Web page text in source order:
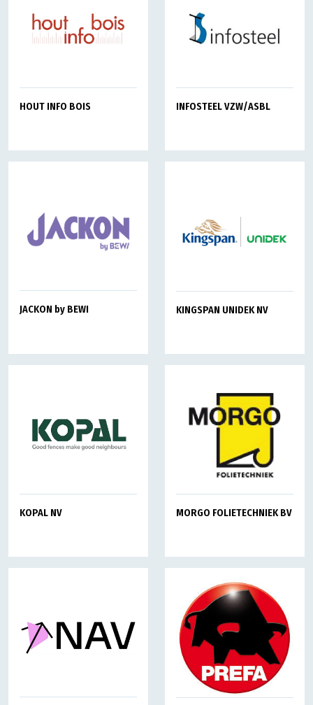
HOUT INFO BOIS INFOSTEEL VZW/ASBL
JACKON by BEWI KINGSPAN UNIDEK NV
KOPAL NV MORGO FOLIETECHNIEK BV